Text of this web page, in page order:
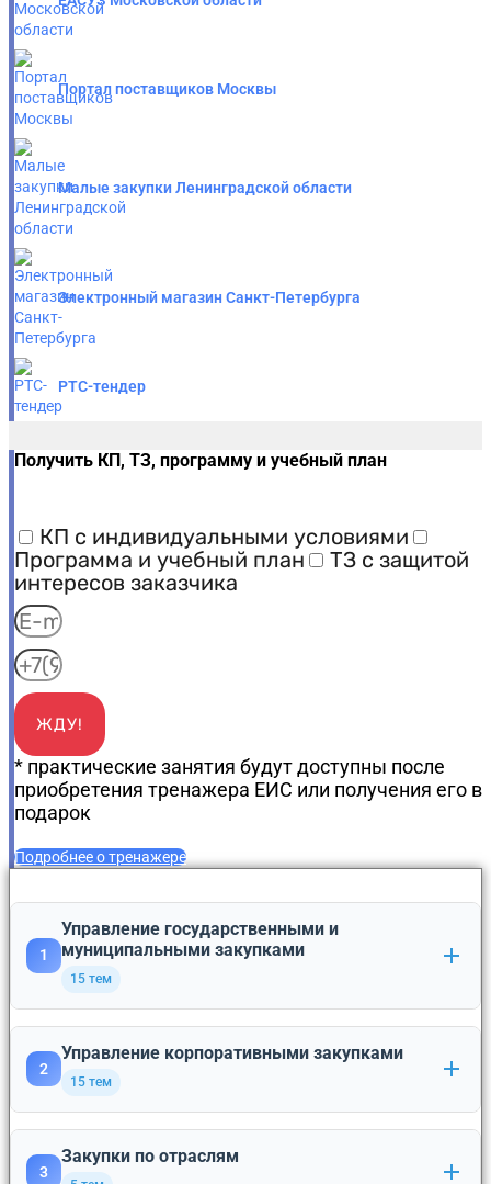
Портал поставщиков Москвы
Малые закупки Ленинградской области
Электронный магазин Санкт-Петербурга
РТС-тендер
Получить КП, ТЗ, программу и учебный план
КП с индивидуальными условиями
Программа и учебный план
ТЗ с защитой
интересов заказчика
ЖДУ!
* практические занятия будут доступны после
приобретения тренажера ЕИС или получения его в
подарок
Подробнее о тренажере
1
Управление государственными и
муниципальными закупками
15 тем
1 Основы контрактной системы
2 Участники контрактной системы
3 Планирование закупок
2
Управление корпоративными закупками
15 тем
1
Общее регулирование закупок отдельных видов
3
Закупки по отраслям